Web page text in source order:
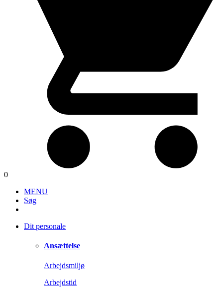
0
MENU
Søg
Dit personale
Ansættelse
Arbejdsmiljø
Arbejdstid